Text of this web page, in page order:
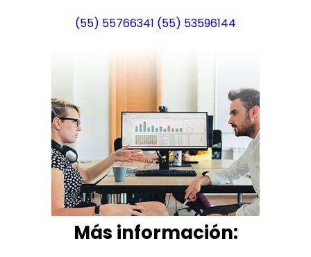
(55) 55766341 (55) 53596144
Más información: